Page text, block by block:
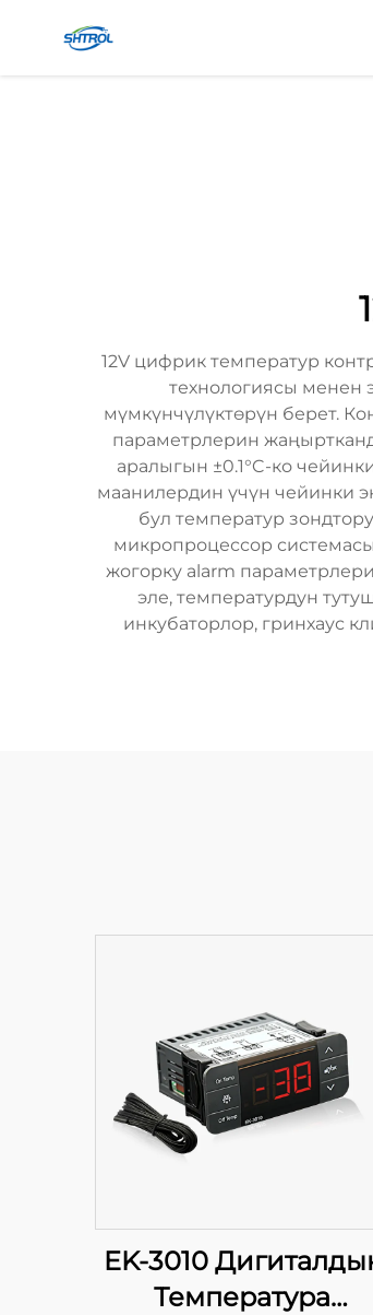
12V цифрик температур
технологиясы менен
мүмкүнчүлүктөрүн берет.
параметрлерин
аралыгын ±0.1°C-ко
маанилердин үчүн чейинки
бул температур
микропроцессор
жогорку alarm
эле, температурдун
инкубаторлор, гринхаус
EK-3010
Температура